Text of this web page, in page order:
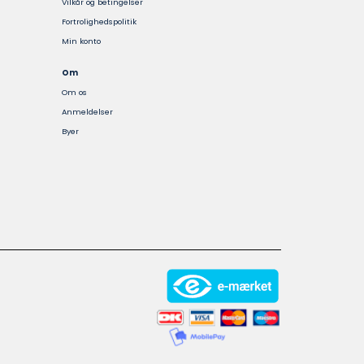
vælges
varesiden
Fortrolighedspolitik
Min konto
Om
Om os
Anmeldelser
Byer